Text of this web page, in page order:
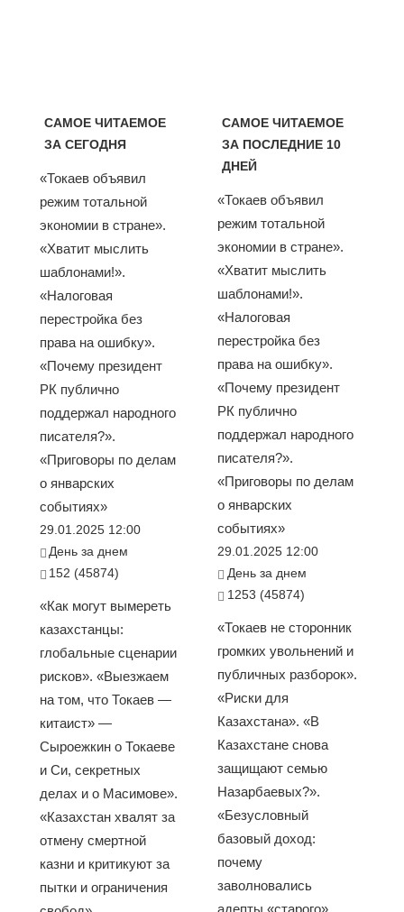
САМОЕ ЧИТАЕМОЕ
ЗА СЕГОДНЯ
«Токаев объявил
режим тотальной
экономии в стране».
«Хватит мыслить
шаблонами!».
«Налоговая
перестройка без
права на ошибку».
«Почему президент
РК публично
поддержал народного
писателя?».
«Приговоры по делам
о январских
событиях»
29.01.2025 12:00
День за днем
152 (45874)
«Как могут вымереть
казахстанцы:
глобальные сценарии
рисков». «Выезжаем
на том, что Токаев —
китаист» —
Сыроежкин о Токаеве
и Си, секретных
делах и о Масимове».
«Казахстан хвалят за
отмену смертной
казни и критикуют за
пытки и ограничения
САМОЕ ЧИТАЕМОЕ
ЗА ПОСЛЕДНИЕ 10
ДНЕЙ
«Токаев объявил
режим тотальной
экономии в стране».
«Хватит мыслить
шаблонами!».
«Налоговая
перестройка без
права на ошибку».
«Почему президент
РК публично
поддержал народного
писателя?».
«Приговоры по делам
о январских
событиях»
29.01.2025 12:00
День за днем
1253 (45874)
«Токаев не сторонник
громких увольнений и
публичных разборок».
«Риски для
Казахстана». «В
Казахстане снова
защищают семью
Назарбаевых?».
«Безусловный
базовый доход:
почему
заволновались